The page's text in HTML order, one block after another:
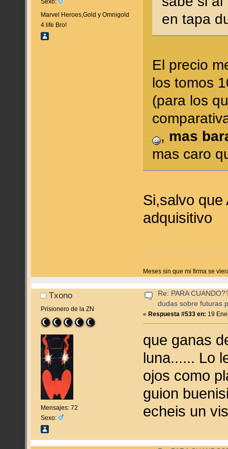
Sexo:
Marvel Heroes,Gold y Omnigold
4 life Bro!
en tapa
El precio
los tomos
(para los
, mas
mas caro
Si,salvo que
adquisitivo
Meses sin que mi firma se
Txono
Prisionero de la ZN
Mensajes: 72
Sexo:
Re: PARA
dudas sobre futuras
« Respuesta #533 en: 19
que ganas
luna...... Lo
ojos como
guion
echeis un